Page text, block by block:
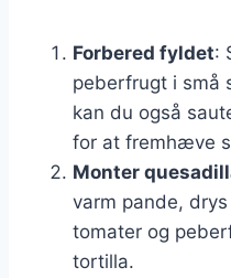
Forbered fyldet:
peberfrugt i små
kan du også
for at fremhæve
Monter
varm pande,
tomater og
tortilla.